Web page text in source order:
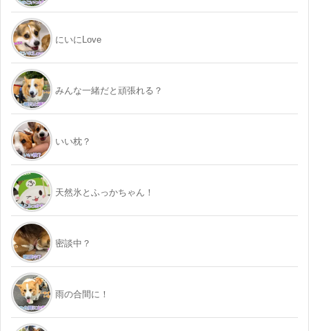
にいにLove
みんな一緒だと頑張れる？
いい枕？
天然氷とふっかちゃん！
密談中？
雨の合間に！